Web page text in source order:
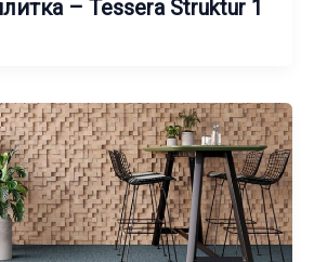
– Tessera Struktur 1